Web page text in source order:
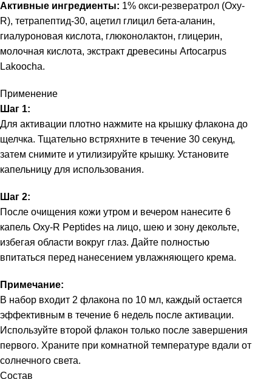
Активные ингредиенты: 1% окси-резвератрол (Oxy-
R), тетрапептид-30, ацетил глицил бета-аланин,
гиалуроновая кислота, глюконолактон, глицерин,
молочная кислота, экстракт древесины Artocarpus
Lakoocha.
Применение
Шаг 1:
Для активации плотно нажмите на крышку флакона до
щелчка. Тщательно встряхните в течение 30 секунд,
затем снимите и утилизируйте крышку. Установите
капельницу для использования.
Шаг 2:
После очищения кожи утром и вечером нанесите 6
капель Oxy-R Peptides на лицо, шею и зону декольте,
избегая области вокруг глаз. Дайте полностью
впитаться перед нанесением увлажняющего крема.
Примечание:
В набор входит 2 флакона по 10 мл, каждый остается
эффективным в течение 6 недель после активации.
Используйте второй флакон только после завершения
первого. Храните при комнатной температуре вдали от
солнечного света.
Состав